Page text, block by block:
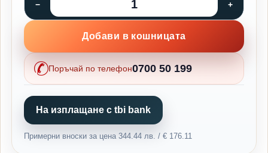
Добави в кошницата
Поръчай по телефон0700 50 199
На изплащане с tbi bank
Примерни вноски за цена 344.44 лв. / € 176.11